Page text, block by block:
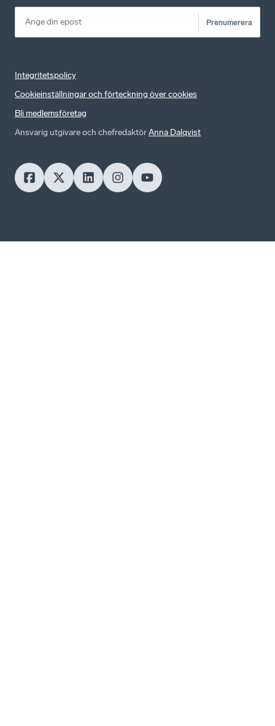
Prenumerera
Integritetspolicy
Cookieinställningar och förteckning över cookies
Bli medlemsföretag
Ansvarig utgivare och chefredaktörAnna Dalqvist